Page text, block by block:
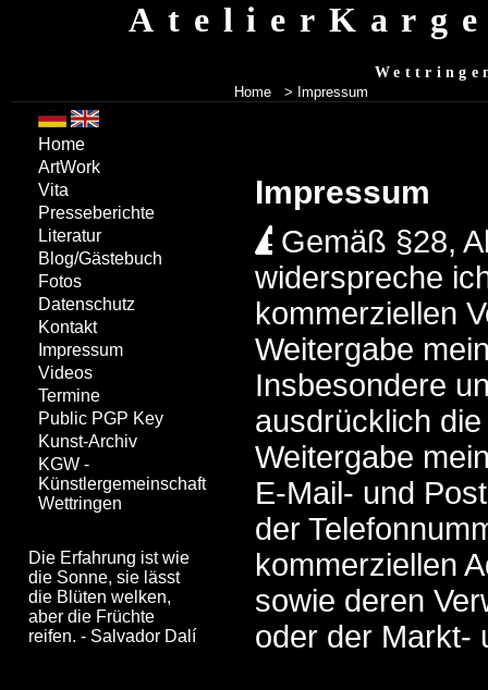
Home > Impressum
Impressum
Gemäß §28,
widerspreche
kommerziellen
Weitergabe
Insbesondere
ausdrücklich
Weitergabe
E-Mail- und
der
kommerziellen
sowie deren
oder der Markt-
Home
ArtWork
Vita
Presseberichte
Literatur
Blog/Gästebuch
Fotos
Datenschutz
Kontakt
Impressum
Videos
Termine
Public PGP Key
Kunst-Archiv
KGW -
Künstlergemeinschaft
Wettringen
Die Erfahrung ist wie
die Sonne, sie lässt
die Blüten welken,
aber die Früchte
reifen. - Salvador Dalí